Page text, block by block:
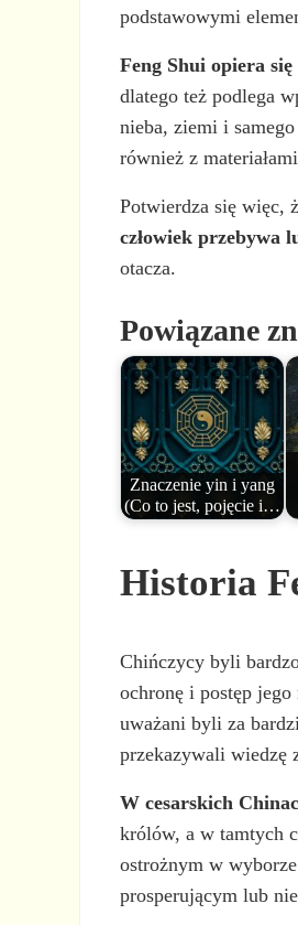
podstawowymi
Feng Shui opiera
dlatego też podlega
nieba, ziemi i
również z
Potwierdza się więc,
człowiek przebywa
otacza.
Powiązane
Znaczenie yin i yang
(Co to jest, pojęcie i…
Historia
Chińczycy byli
ochronę i postęp
uważani byli za
przekazywali wiedzę
W cesarskich
królów, a w tamtych
ostrożnym w
prosperującym lub